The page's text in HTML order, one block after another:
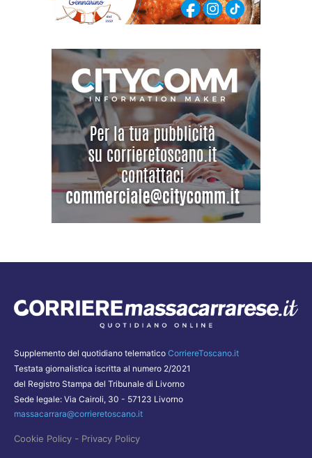
Supplemento del quotidiano telematico CorriereToscano.it
Testata giornalistica iscritta al numero 2/2021
del Registro Stampa del Tribunale di Livorno
Sede legale: Via Cairoli, 30 - 57123 Livorno
massacarrara@corrieretoscano.it
Cookie Policy - Privacy Policy